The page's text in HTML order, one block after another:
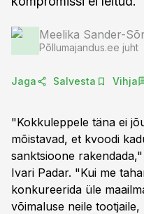
Meelika Sander-
Põllumajandus.ee juht
Jaga Salvesta Vihja
"Kokkuleppele täna ei
mõistavad, et kvoodi
sanktsioone
Ivari Padar. "Kui me
konkureerida üle
võimaluse neile